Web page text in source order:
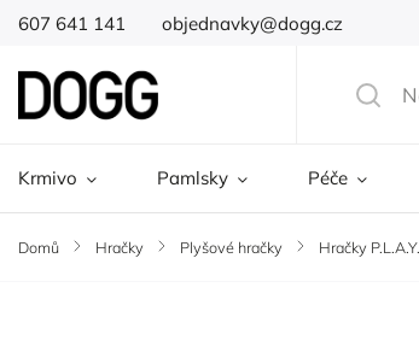
607 641 141 objednavky@dogg.cz
Krmivo Pamlsky Péče
Domů / Hračky / Plyšové hračky / Hračky P.L.A.Y.